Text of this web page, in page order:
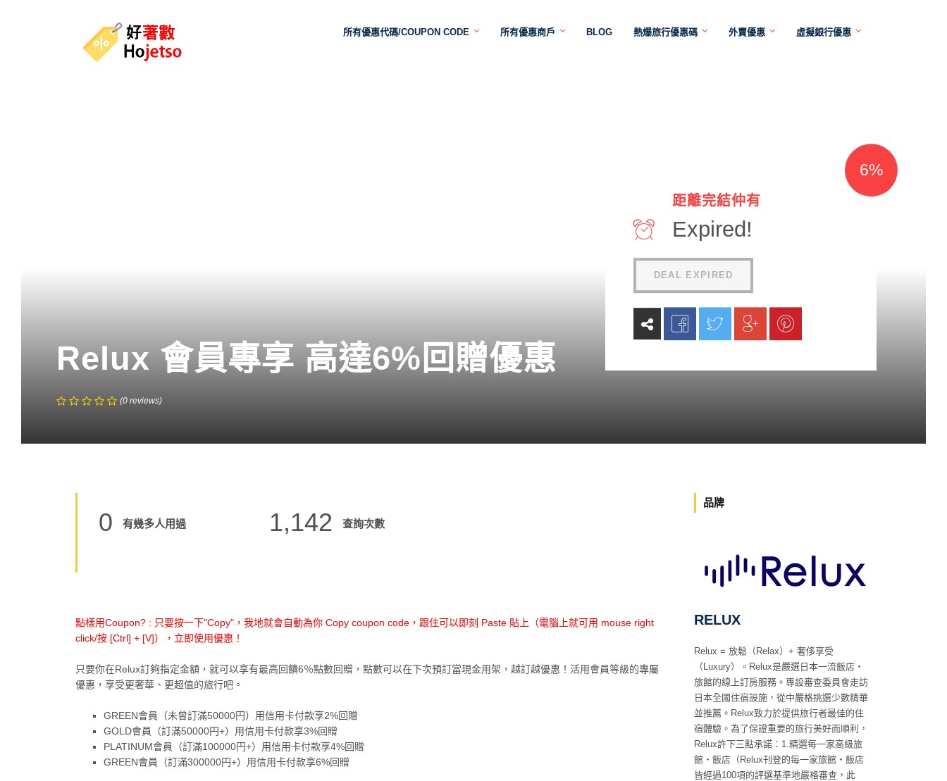
所有優惠代碼/COUPON CODE 所有優惠商戶 BLOG 熱爆旅行優惠碼 外賣優惠 虛擬銀行優惠
Relux 會員專享 高達6%回贈優惠
(0 reviews)
距離完結仲有
Expired!
DEAL EXPIRED
6%
0 有幾多人用過 1,142 查詢次數
點樣用Coupon? : 只要按一下"Copy"，我地就會自動為你 Copy coupon code，跟住可以即刻 Paste 貼上（電腦上就可用 mouse right
click/按 [Ctrl] + [V]），立即使用優惠！
只要你在Relux訂夠指定金額，就可以享有最高回饋6％點數回贈，點數可以在下次預訂當現金用架，越訂越優惠！活用會員等級的專屬
優惠，享受更奢華、更超值的旅行吧。
GREEN會員（未曾訂滿50000円）用信用卡付款享2%回贈
GOLD會員（訂滿50000円+）用信用卡付款享3%回贈
PLATINUM會員（訂滿100000円+）用信用卡付款享4%回贈
GREEN會員（訂滿300000円+）用信用卡付款享6%回贈
品牌
RELUX
Relux = 放鬆（Relax）+ 奢侈享受
（Luxury）。Relux是嚴選日本一流飯店・
旅館的線上訂房服務。專設審查委員會走訪
日本全國住宿設施，從中嚴格挑選少數精華
並推薦。Relux致力於提供旅行者最佳的住
宿體驗。為了保證重要的旅行美好而順利，
Relux許下三點承諾：1.精選每一家高級旅
館・飯店（Relux刊登的每一家旅館・飯店
皆經過100項的評選基準地嚴格審查，此